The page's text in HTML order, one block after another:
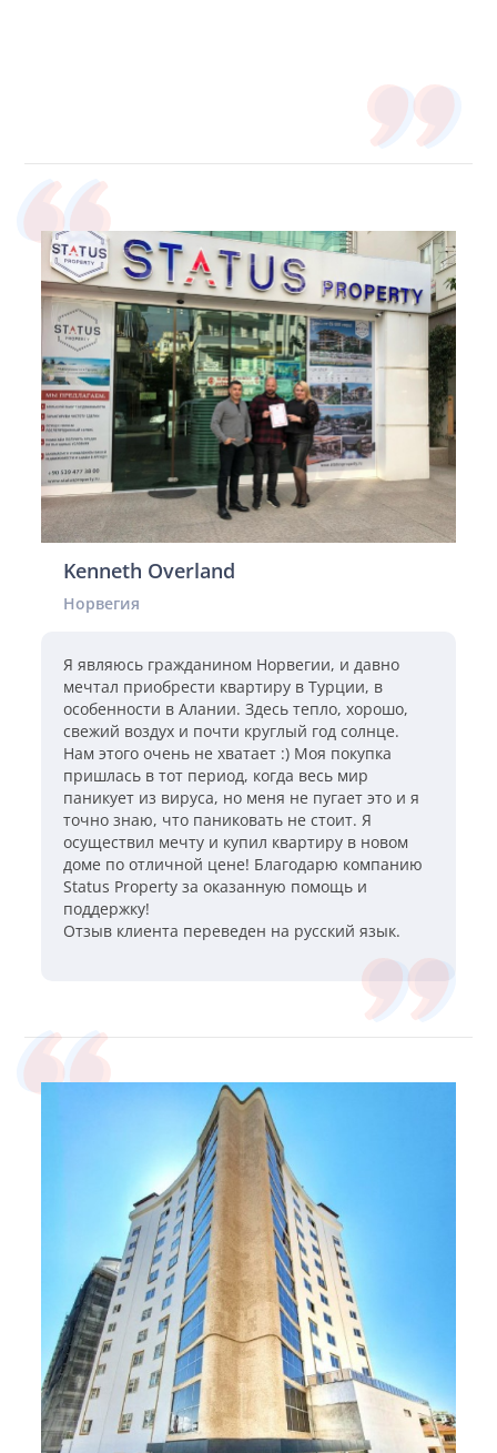
Kenneth Overland
Норвегия
Я являюсь гражданином Норвегии, и давно
мечтал приобрести квартиру в Турции, в
особенности в Алании. Здесь тепло, хорошо,
свежий воздух и почти круглый год солнце.
Нам этого очень не хватает :) Моя покупка
пришлась в тот период, когда весь мир
паникует из вируса, но меня не пугает это и я
точно знаю, что паниковать не стоит. Я
осуществил мечту и купил квартиру в новом
доме по отличной цене! Благодарю компанию
Status Property за оказанную помощь и
поддержку!
Отзыв клиента переведен на русский язык.